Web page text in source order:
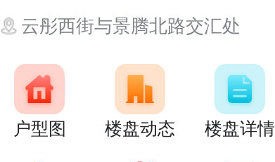
云彤西街与景腾北路交汇处
户型图 楼盘动态 楼盘详情